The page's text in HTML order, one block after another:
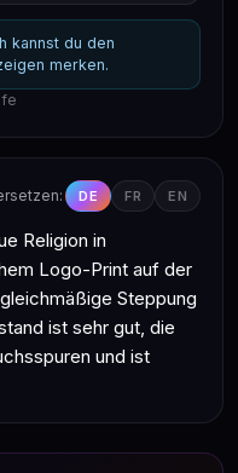
kannst du den
merken.
DE FR EN
Religion in
Logo-Print auf der
Steppung
ist sehr gut, die
und ist